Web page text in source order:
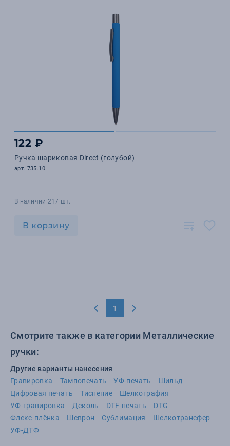
122 ₽
Ручка шариковая Direct (голубой)
арт. 735.10
В наличии 217 шт.
В корзину
1
Смотрите также в категории Металлические
ручки:
Другие варианты нанесения
Гравировка
Тампопечать УФ-печать
Шильд
Цифровая печать
Тиснение
Шелкография
УФ-гравировка
Деколь DTF-печать
DTG
Флекс-плёнка
Шеврон Сублимация
Шелкотрансфер
УФ-ДТФ